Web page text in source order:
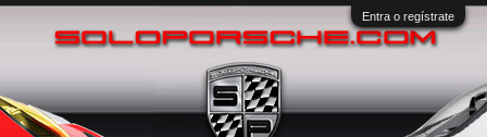
Entra o regístrate